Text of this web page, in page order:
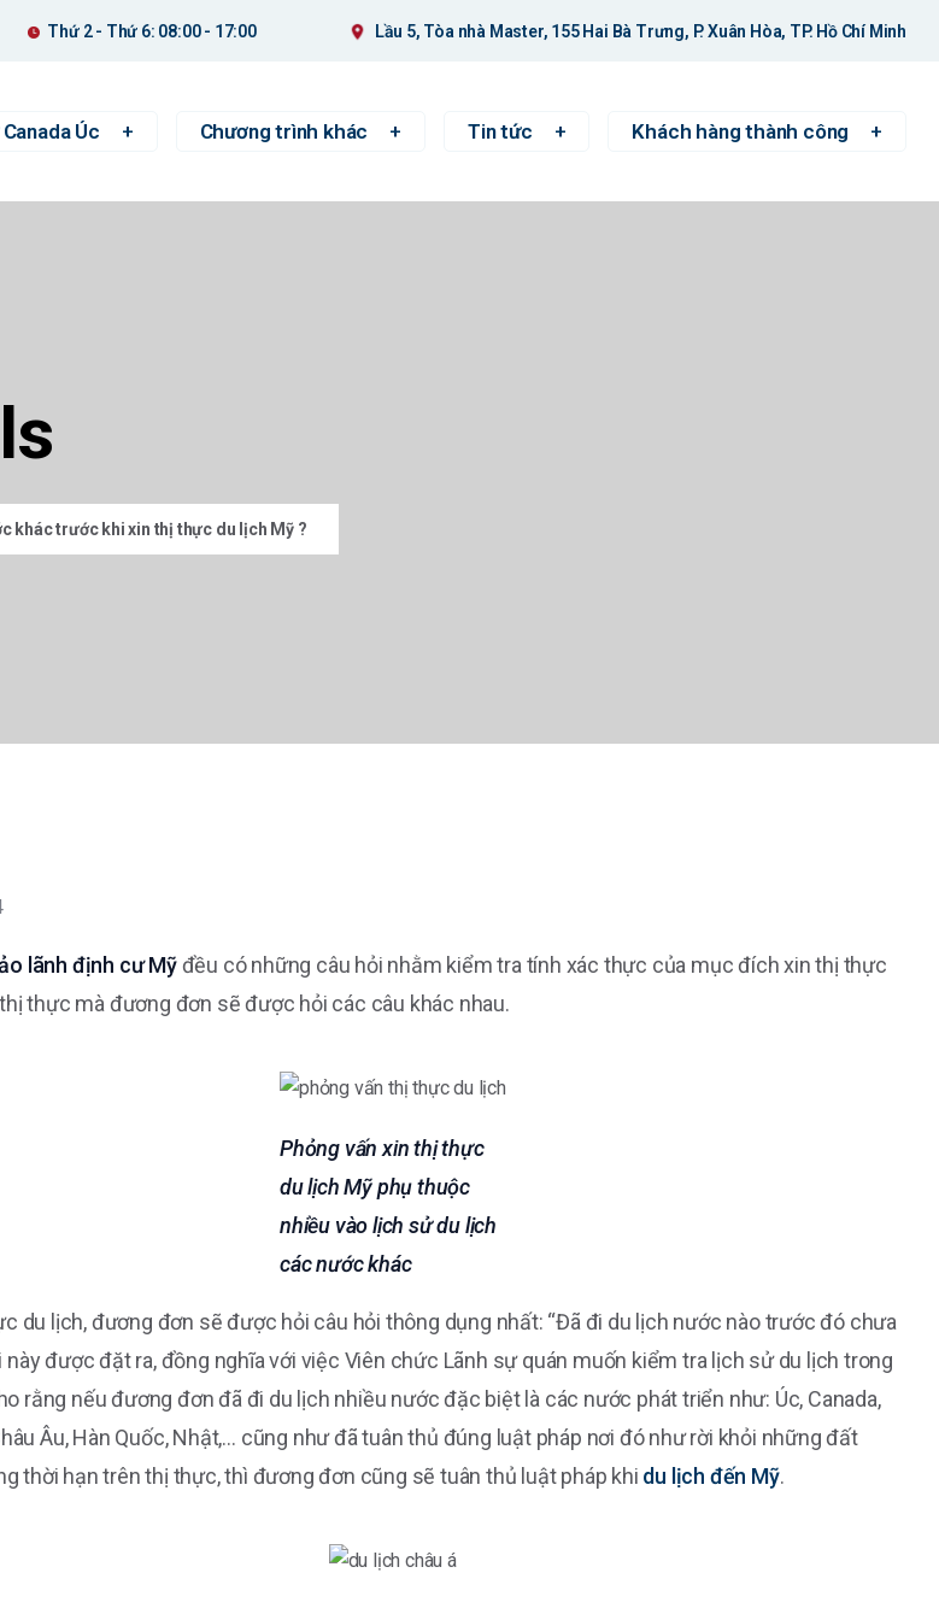
Thứ 2 - Thứ 6: 08:00 - 17:00 Lầu 5, Tòa nhà Master, 155 Hai Bà Trưng, P. Xuân Hòa, TP. Hồ Chí Minh
Úc Chương trình khác Tin tức Khách hàng thành công
khác trước khi xin thị thực du lịch Mỹ ?
lãnh định cư Mỹđều có những câu hỏi nhằm kiểm tra tính xác thực của mục đích xin thị thực
thực mà đương đơn sẽ được hỏi các câu khác nhau.
Phỏng vấn xin thị thực
du lịch Mỹ phụ thuộc
nhiều vào lịch sử du lịch
các nước khác
du lịch, đương đơn sẽ được hỏi câu hỏi thông dụng nhất: “Đã đi du lịch nước nào trước đó chưa
này được đặt ra, đồng nghĩa với việc Viên chức Lãnh sự quán muốn kiểm tra lịch sử du lịch trong
rằng nếu đương đơn đã đi du lịch nhiều nước đặc biệt là các nước phát triển như: Úc, Canada,
Âu, Hàn Quốc, Nhật,… cũng như đã tuân thủ đúng luật pháp nơi đó như rời khỏi những đất
thời hạn trên thị thực, thì đương đơn cũng sẽ tuân thủ luật pháp khi du lịch đến Mỹ.